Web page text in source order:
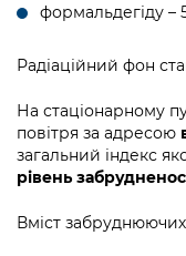
формальдегіду –
Радіаційний фон
На стаціонарному
повітря за адресою
загальний індекс
рівень
Вміст